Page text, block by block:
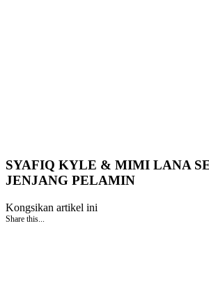
SYAFIQ KYLE & MIMI LANA
JENJANG PELAMIN
Kongsikan artikel ini
Share this...